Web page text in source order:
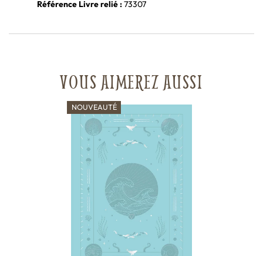
Référence Livre relié :73307
VOUS AIMEREZ AUSSI
NOUVEAUTÉ